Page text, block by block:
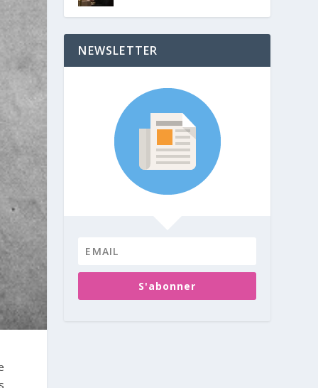
NEWSLETTER
S'abonner